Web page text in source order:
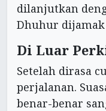
dilanjutkan
Dhuhur dijamak
Di Luar
Setelah dirasa
perjalanan.
benar-benar